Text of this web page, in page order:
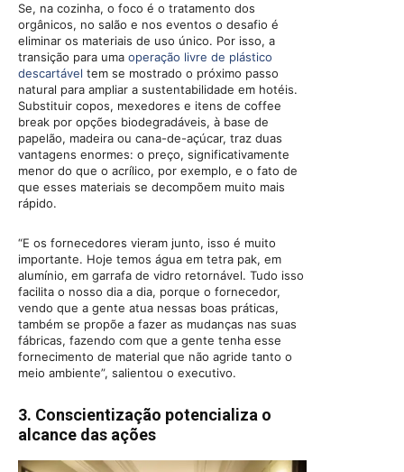
Se, na cozinha, o foco é o tratamento dos
orgânicos, no salão e nos eventos o desafio é
eliminar os materiais de uso único. Por isso, a
transição para uma operação livre de plástico
descartável tem se mostrado o próximo passo
natural para ampliar a sustentabilidade em hotéis.
Substituir copos, mexedores e itens de coffee
break por opções biodegradáveis, à base de
papelão, madeira ou cana-de-açúcar, traz duas
vantagens enormes: o preço, significativamente
menor do que o acrílico, por exemplo, e o fato de
que esses materiais se decompõem muito mais
rápido.
“E os fornecedores vieram junto, isso é muito
importante. Hoje temos água em tetra pak, em
alumínio, em garrafa de vidro retornável. Tudo isso
facilita o nosso dia a dia, porque o fornecedor,
vendo que a gente atua nessas boas práticas,
também se propõe a fazer as mudanças nas suas
fábricas, fazendo com que a gente tenha esse
fornecimento de material que não agride tanto o
meio ambiente”, salientou o executivo.
3. Conscientização potencializa o
alcance das ações